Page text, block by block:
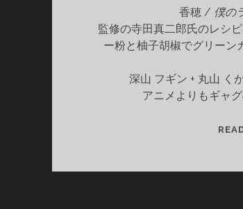
香穂 / 僕の
監修の寺田真二郎氏のレシ
ー粉と柚子胡椒でグリーン
深山 フギン + 丸山 く
アニメよりもギャ